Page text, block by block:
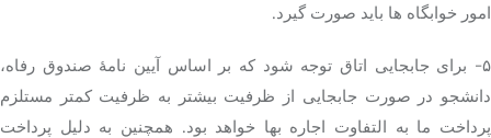
امور خوابگاه ها باید صورت گیرد.
۵- برای جابجایی اتاق توجه شود که بر اساس آیین نامۀ صندوق رفاه،
دانشجو در صورت جابجایی از ظرفیت بیشتر به ظرفیت کمتر مستلزم
پرداخت ما به التفاوت اجاره بها خواهد بود. همچنین به دلیل پرداخت